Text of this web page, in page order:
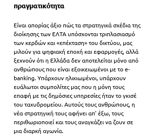
πραγματικότητα
Είναι απορίας άξιο πώς τα στρατηγικά σχέδια της
διοίκησης των ΕΛΤΑ υπόσχονται τριπλασιασμό
των κερδών και «επέκταση» του δικτύου, μας
μιλούν για ψηφιακή εποχή και εφαρμογές, αλλά
ξεχνούν ότι η Ελλάδα δεν αποτελείται μόνο από
ανθρώπους που είναι εξοικειωμένοι με το e-
banking. Υπάρχουν ηλικιωμένοι, υπάρχουν
ευάλωτοι συμπολίτες μας που η μόνη τους
επαφή με τις δημόσιες υπηρεσίες ήταν το γκισέ
του ταχυδρομείου. Αυτούς τους ανθρώπους, η
νέα στρατηγική τους αφήνει απ' έξω, τους
περιθωριοποιεί και τους αναγκάζει να ζουν σε
μια διαρκή αγωνία.